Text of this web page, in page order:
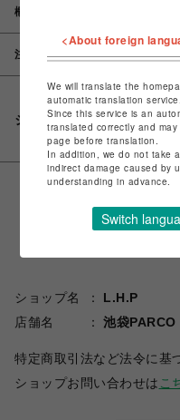
概要
注意事項
シェアする
ショップ名
L.H.P
店舗名
池袋PARCO
特定商取引法など法令に基
ショップお問い合わせは こ
<About foreign
We will translate the
automatic translation service.
Since this service is an
translated correctly and
page before translation.
In addition, we do not take
indirect damage caused by
understanding in advance.
Switch